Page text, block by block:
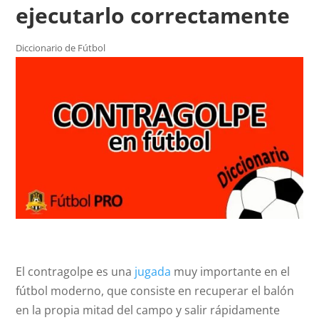
ejecutarlo correctamente
Diccionario de Fútbol
El contragolpe es una jugada muy importante en el
fútbol moderno, que consiste en recuperar el balón
en la propia mitad del campo y salir rápidamente